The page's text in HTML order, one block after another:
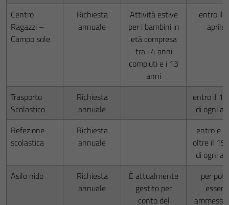
Centro
Ragazzi –
Campo sole
Richiesta
annuale
Attività estive
per i bambini in
età compresa
tra i 4 anni
compiuti e i 13
anni
entro il
aprile
Trasporto
Scolastico
Richiesta
annuale
entro il
di ogni
Refezione
scolastica
Richiesta
annuale
entro e
oltre il
di ogni
Asilo nido
Richiesta
annuale
È attualmente
gestito per
conto del
per
essere
ammessi